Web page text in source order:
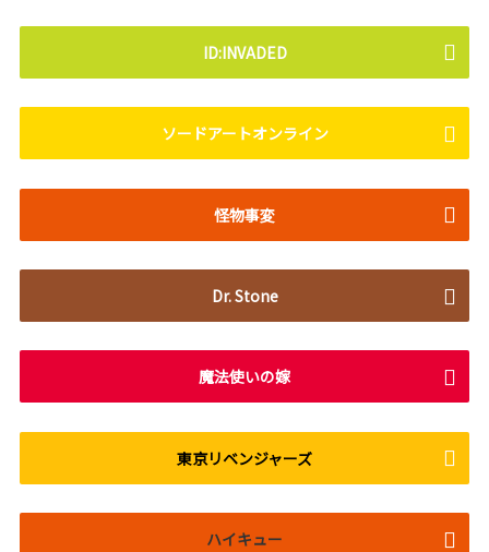
ID:INVADED
ソードアートオンライン
怪物事変
Dr. Stone
魔法使いの嫁
東京リベンジャーズ
ハイキュー